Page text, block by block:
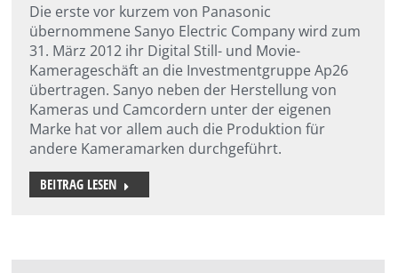
Die erste vor kurzem von Panasonic
übernommene Sanyo Electric Company wird zum
31. März 2012 ihr Digital Still- und Movie-
Kamerageschäft an die Investmentgruppe Ap26
übertragen. Sanyo neben der Herstellung von
Kameras und Camcordern unter der eigenen
Marke hat vor allem auch die Produktion für
andere Kameramarken durchgeführt.
BEITRAG LESEN